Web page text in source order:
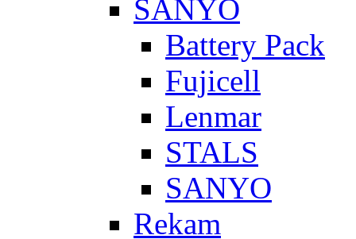
SANYO
Battery Pack
Fujicell
Lenmar
STALS
SANYO
Rekam